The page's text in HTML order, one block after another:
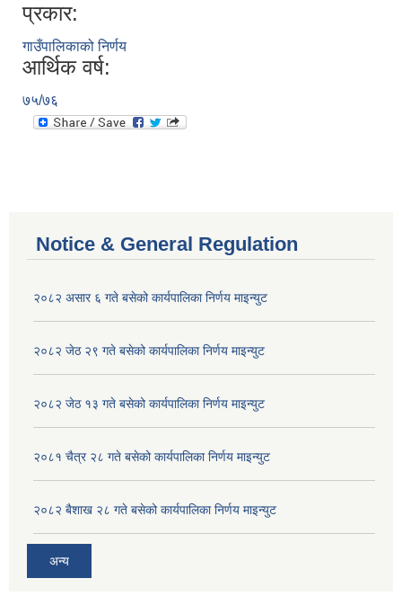
प्रकार:
गाउँपालिकाको निर्णय
आर्थिक वर्ष:
७५/७६
Notice & General Regulation
२०८२ असार ६ गते बसेको कार्यपालिका निर्णय माइन्युट
२०८२ जेठ २९ गते बसेको कार्यपालिका निर्णय माइन्युट
२०८२ जेठ १३ गते बसेको कार्यपालिका निर्णय माइन्युट
२०८१ चैत्र २८ गते बसेको कार्यपालिका निर्णय माइन्युट
२०८२ बैशाख २८ गते बसेको कार्यपालिका निर्णय माइन्युट
अन्य